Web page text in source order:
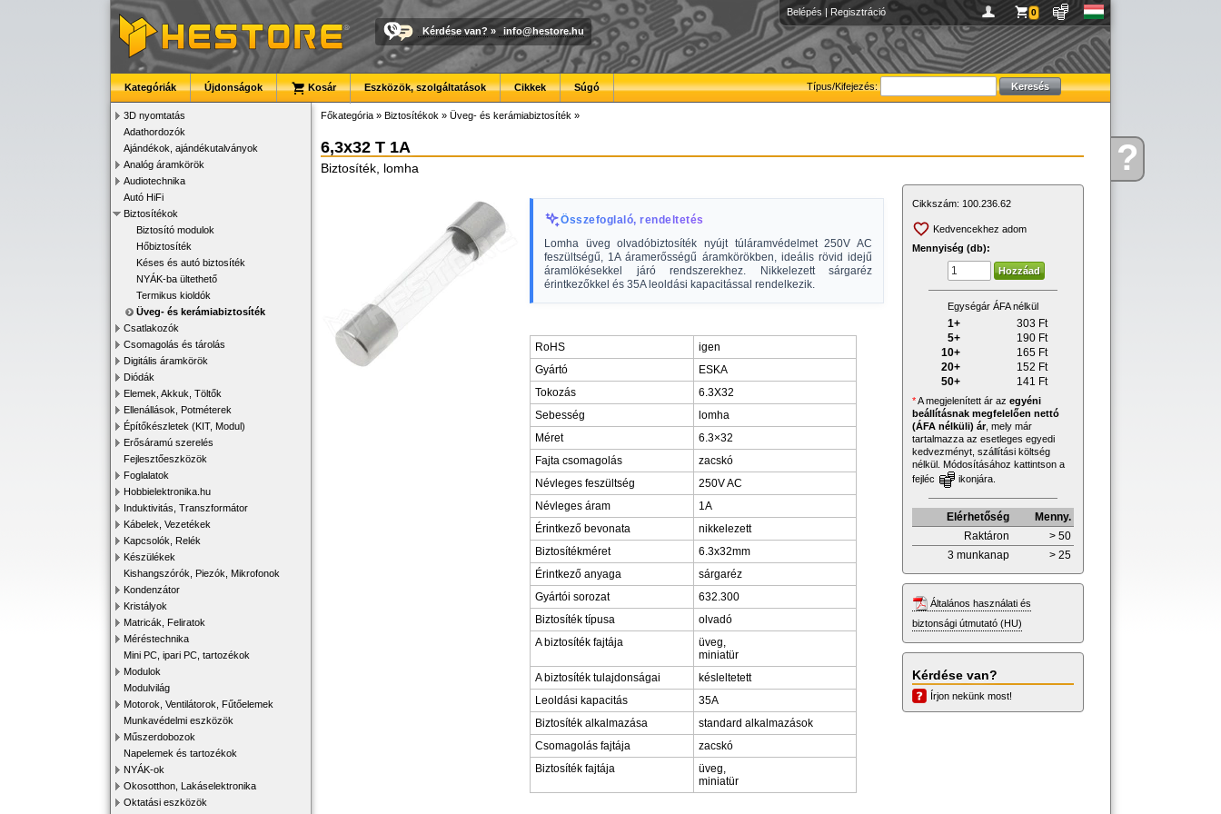
Kérdése?
Belépés | Regisztráció 0
Kérdése van? » info@hestore.hu
Típus/Kifejezés:
Kategóriák Újdonságok Kosár Eszközök, szolgáltatások Cikkek Súgó
3D nyomtatás
Adathordozók
Ajándékok, ajándékutalványok
Analóg áramkörök
Audiotechnika
Autó HiFi
Biztosítékok
Biztosító modulok
Hőbiztosíték
Késes és autó biztosíték
NYÁK-ba ültethető
Termikus kioldók
Üveg- és kerámiabiztosíték
Csatlakozók
Csomagolás és tárolás
Digitális áramkörök
Diódák
Elemek, Akkuk, Töltők
Ellenállások, Potméterek
Építőkészletek (KIT, Modul)
Erősáramú szerelés
Fejlesztőeszközök
Foglalatok
Hobbielektronika.hu
Induktivitás, Transzformátor
Kábelek, Vezetékek
Kapcsolók, Relék
Készülékek
Kishangszórók, Piezók, Mikrofonok
Kondenzátor
Kristályok
Matricák, Feliratok
Méréstechnika
Mini PC, ipari PC, tartozékok
Modulok
Modulvilág
Motorok, Ventilátorok, Fűtőelemek
Munkavédelmi eszközök
Műszerdobozok
Napelemek és tartozékok
NYÁK-ok
Okosotthon, Lakáselektronika
Oktatási eszközök
Főkategória » Biztosítékok » Üveg- és kerámiabiztosíték »
6,3x32 T 1A
Biztosíték, lomha
Összefoglaló, rendeltetés
Lomha üveg olvadóbiztosíték nyújt túláramvédelmet 250V AC
feszültségű, 1A áramerősségű áramkörökben, ideális rövid idejű
áramlökésekkel járó rendszerekhez. Nikkelezett sárgaréz
érintkezőkkel és 35A leoldási kapacitással rendelkezik.
RoHS
igen
Gyártó
ESKA
Tokozás
6.3X32
Sebesség
lomha
Méret
6.3×32
Fajta csomagolás
zacskó
Névleges feszültség
250V AC
Névleges áram
1A
Érintkező bevonata
nikkelezett
Biztosítékméret
6.3x32mm
Érintkező anyaga
sárgaréz
Gyártói sorozat
632.300
Biztosíték típusa
olvadó
A biztosíték fajtája
üveg,
miniatür
A biztosíték tulajdonságai
késleltetett
Leoldási kapacitás
35A
Biztosíték alkalmazása
standard alkalmazások
Csomagolás fajtája
zacskó
Biztosíték fajtája
üveg,
miniatür
Cikkszám: 100.236.62
Kedvencekhez adom
Mennyiség (db):
Egységár ÁFA nélkül
1+ 303 Ft
5+
190 Ft
10+
165 Ft
20+
152 Ft
50+
141 Ft
*A megjelenített ár az egyéni
beállításnak megfelelően nettó
(ÁFA nélküli) ár, mely már
tartalmazza az esetleges egyedi
kedvezményt, szállítási költség
nélkül. Módosításához kattintson a
fejléc
ikonjára.
Elérhetőség
Menny.
Raktáron
> 50
3 munkanap
> 25
Általános használati és
biztonsági útmutató (HU)
Kérdése van?
Írjon nekünk most!